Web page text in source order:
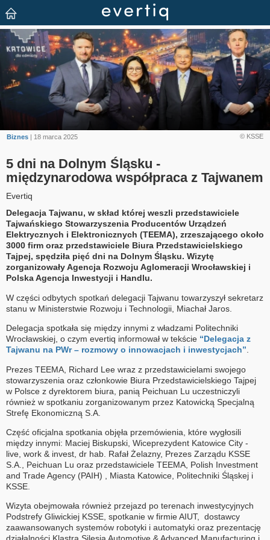
© KSSE
Biznes | 18 marca 2025
5 dni na Dolnym Śląsku -
międzynarodowa współpraca z Tajwanem
Evertiq
Delegacja Tajwanu, w skład której weszli przedstawiciele
Tajwańskiego Stowarzyszenia Producentów Urządzeń
Elektrycznych i Elektronicznych (TEEMA), zrzeszającego około
3000 firm oraz przedstawiciele Biura Przedstawicielskiego
Tajpej, spędziła pięć dni na Dolnym Śląsku. Wizytę
zorganizowały Agencja Rozwoju Aglomeracji Wrocławskiej i
Polska Agencja Inwestycji i Handlu.
W części odbytych spotkań delegacji Tajwanu towarzyszył sekretarz
stanu w Ministerstwie Rozwoju i Technologii, Miachał Jaros.
Delegacja spotkała się między innymi z władzami Politechniki
Wrocławskiej, o czym evertiq informował w tekście “Delegacja z
Tajwanu na PWr – rozmowy o innowacjach i inwestycjach”.
Prezes TEEMA, Richard Lee wraz z przedstawicielami swojego
stowarzyszenia oraz członkowie Biura Przedstawicielskiego Tajpej
w Polsce z dyrektorem biura, panią Peichuan Lu uczestniczyli
również w spotkaniu zorganizowanym przez Katowicką Specjalną
Strefę Ekonomiczną S.A.
Część oficjalna spotkania objęła przemówienia, które wygłosili
między innymi: Maciej Biskupski, Wiceprezydent Katowice City -
live, work & invest, dr hab. Rafał Żelazny, Prezes Zarządu KSSE
S.A., Peichuan Lu oraz przedstawiciele TEEMA, Polish Investment
and Trade Agency (PAIH) , Miasta Katowice, Politechniki Śląskej i
KSSE.
Wizyta obejmowała również przejazd po terenach inwestycyjnych
Podstrefy Gliwickiej KSSE, spotkanie w firmie AIUT, dostawcy
zaawansowanych systemów robotyki i automatyki oraz prezentację